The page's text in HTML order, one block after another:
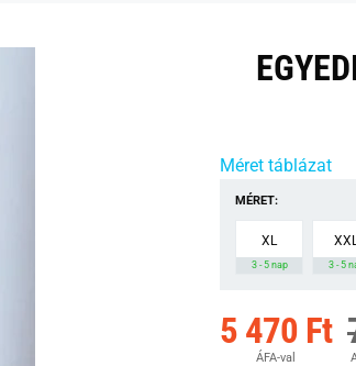
Méret táblázat
MÉRET:
XL
3 - 5 nap 3 - 5
5 470 Ft
ÁFA-val